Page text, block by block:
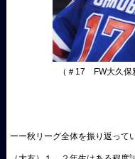
（＃17 FW大久保
ーー秋リーグ全体を振り返って